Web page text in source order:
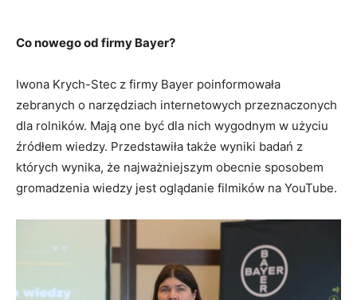
Co nowego od firmy Bayer?
Iwona Krych-Stec z firmy Bayer poinformowała
zebranych o narzędziach internetowych przeznaczonych
dla rolników. Mają one być dla nich wygodnym w użyciu
źródłem wiedzy. Przedstawiła także wyniki badań z
których wynika, że najważniejszym obecnie sposobem
gromadzenia wiedzy jest oglądanie filmików na YouTube.